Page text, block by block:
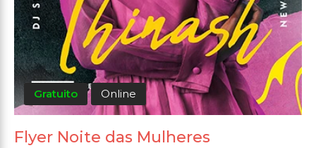
Gratuito Online
Flyer Noite das Mulheres